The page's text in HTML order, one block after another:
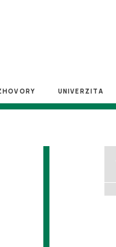
UNIVERZITA